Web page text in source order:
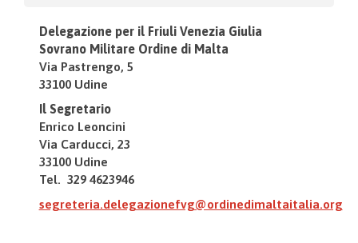
Delegazione per il Friuli Venezia Giulia
Sovrano Militare Ordine di Malta
Via Pastrengo, 5
33100 Udine
Il Segretario
Enrico Leoncini
Via Carducci, 23
33100 Udine
Tel. 329 4623946
segreteria.delegazionefvg@ordinedimaltaitalia.org